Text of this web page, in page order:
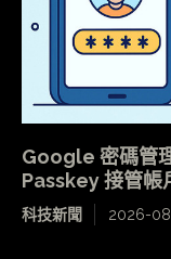
Google 密碼管
Passkey 接管帳
科技新聞 2026-